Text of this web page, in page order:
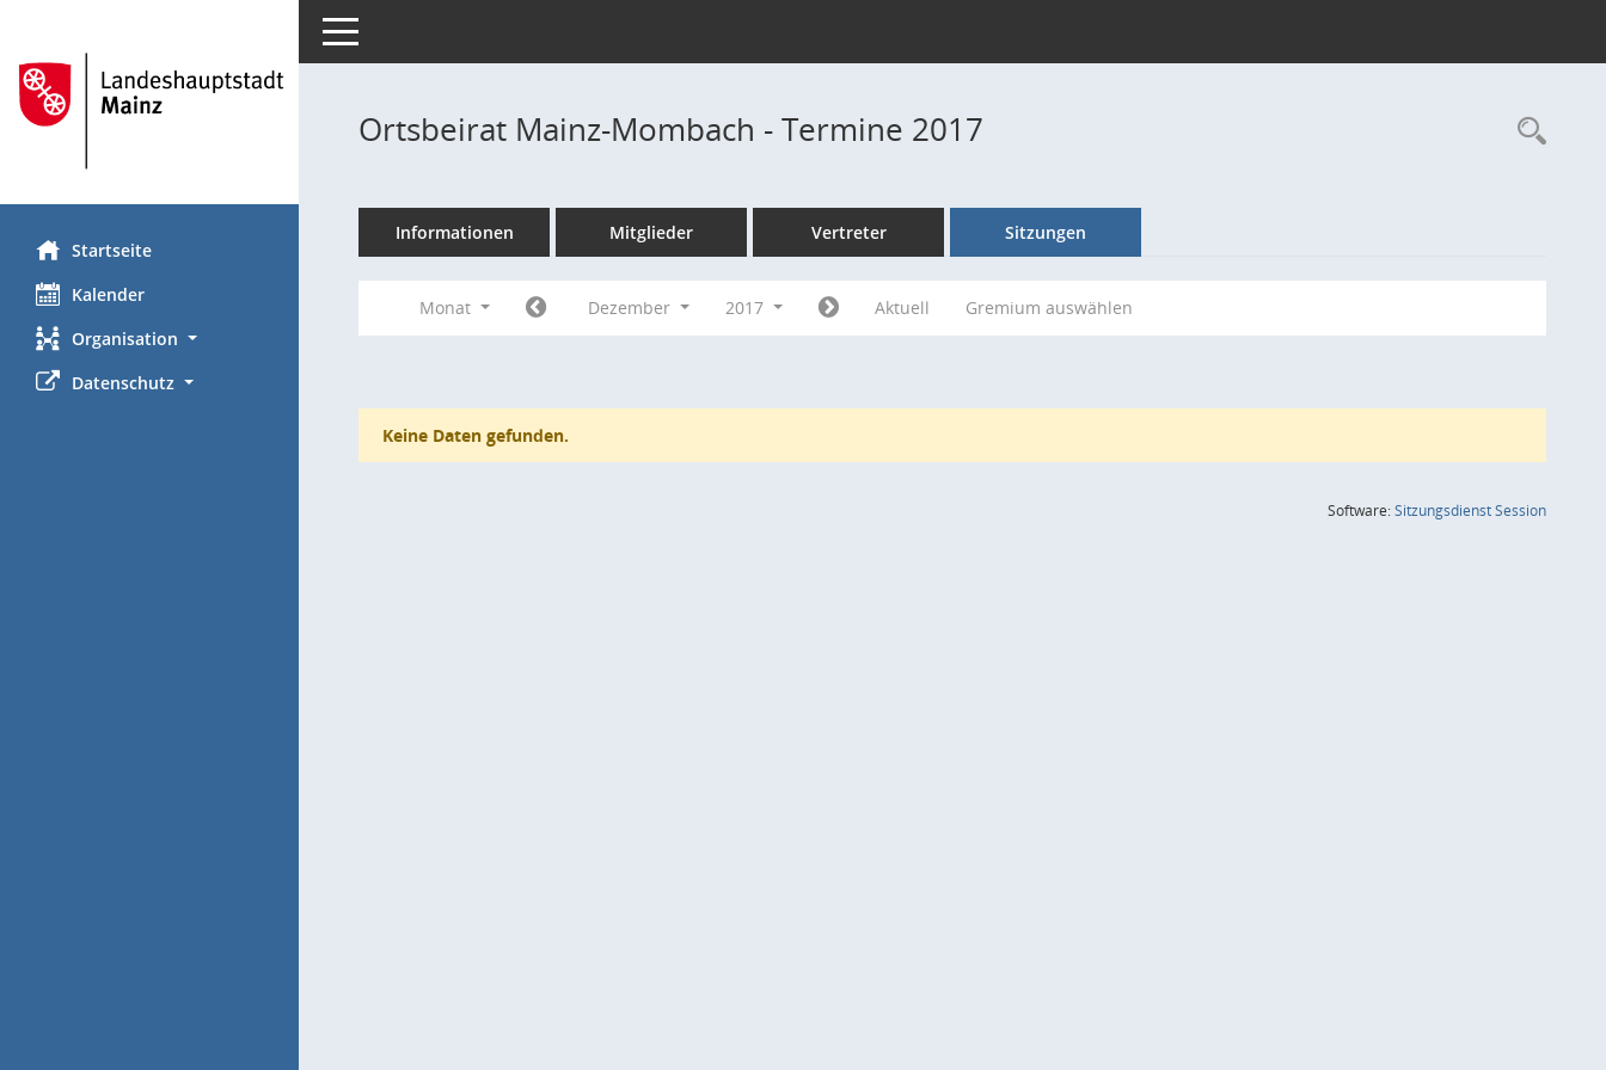
Startseite
Kalender
Organisation
Datenschutz
Toggle navigation
Ortsbeirat Mainz-Mombach - Termine 2017
Informationen Mitglieder Vertreter Sitzungen
Monat Dezember 2017 Aktuell Gremium auswählen
Keine Daten gefunden.
Software:SitzungsdienstSession(Wird in